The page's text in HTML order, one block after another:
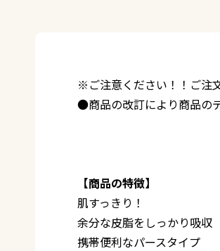
※ご注意ください！！ご注
●商品の改訂により商品の
【商品の特徴】
肌すっきり！
余分な皮脂をしっかり吸収
携帯便利なパースタイプ